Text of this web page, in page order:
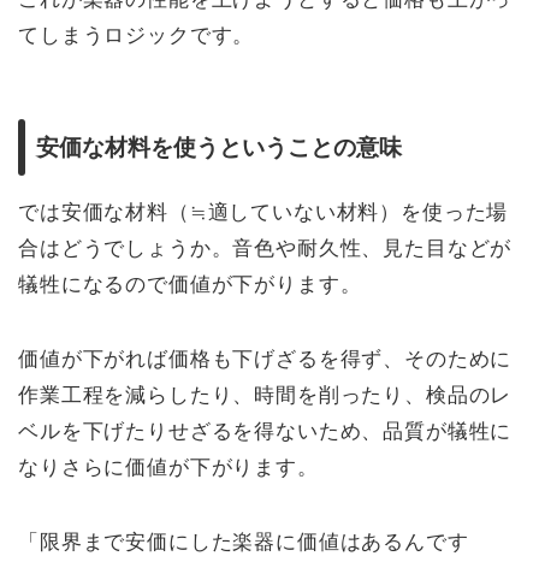
てしまうロジックです。
安価な材料を使うということの意味
では安価な材料（≒適していない材料）を使った場
合はどうでしょうか。音色や耐久性、見た目などが
犠牲になるので価値が下がります。
価値が下がれば価格も下げざるを得ず、そのために
作業工程を減らしたり、時間を削ったり、検品のレ
ベルを下げたりせざるを得ないため、品質が犠牲に
なりさらに価値が下がります。
「限界まで安価にした楽器に価値はあるんです